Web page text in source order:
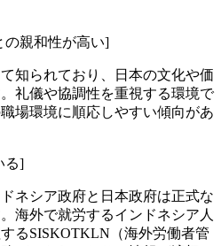
の親和性が高い]
知られており、日本の文化や価
礼儀や協調性を重視する環境で
場環境に順応しやすい傾向があ
る]
ネシア政府と日本政府は正式な
海外で就労するインドネシア人
るSISKOTKLN（海外労働者管